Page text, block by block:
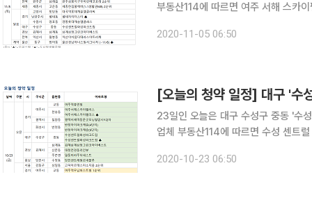
부동산114에 따르면 여주 서해 스카이
시 망포동 '영통 롯데캐슬 엘클래스',
2020-11-05 06:50
[오늘의 청약 일정] 대구 '수
23일인 오늘은 대구 수성구 중동 '수성 센
업체 부동산114에 따르면 수성 센트
정동 '반정 아이파크 캐슬 4ㆍ5단지',
2020-10-23 06:50